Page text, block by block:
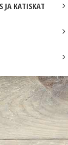
JA KATISKAT